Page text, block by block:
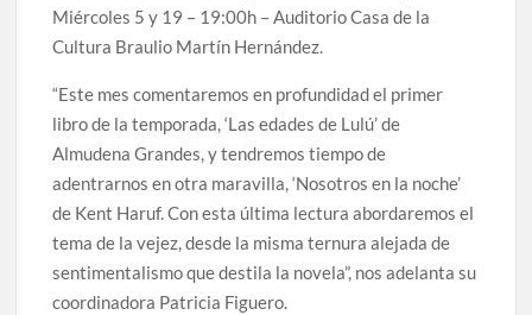
Miércoles 5 y 19 – 19:00h – Auditorio Casa de la
Cultura Braulio Martín Hernández.
“Este mes comentaremos en profundidad el primer
libro de la temporada, ‘Las edades de Lulú’ de
Almudena Grandes, y tendremos tiempo de
adentrarnos en otra maravilla, ‘Nosotros en la noche’
de Kent Haruf. Con esta última lectura abordaremos el
tema de la vejez, desde la misma ternura alejada de
sentimentalismo que destila la novela”, nos adelanta su
coordinadora Patricia Figuero.